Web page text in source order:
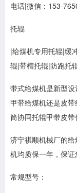
电话|微信：153-
托辊
|给煤机专用托辊|缓
辊|带槽托辊|防跑托
带式给煤机是新型
甲带给煤机还是皮
筒协同托辊甲带皮带
济宁祺顺机械厂的
机均质保一年，保
常规型号：